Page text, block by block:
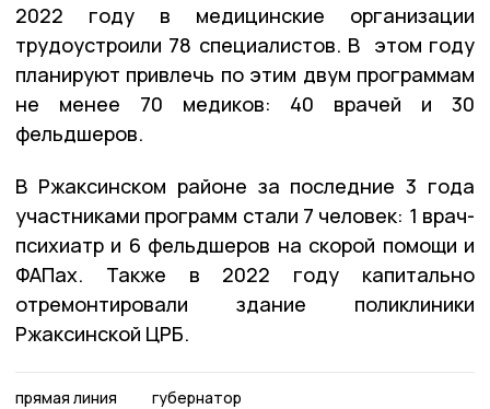
2022 году в медицинские организации
трудоустроили 78 специалистов. В этом году
планируют привлечь по этим двум программам
не менее 70 медиков: 40 врачей и 30
фельдшеров.
В Ржаксинском районе за последние 3 года
участниками программ стали 7 человек: 1 врач-
психиатр и 6 фельдшеров на скорой помощи и
ФАПах. Также в 2022 году капитально
отремонтировали здание поликлиники
Ржаксинской ЦРБ.
прямая линия губернатор